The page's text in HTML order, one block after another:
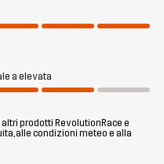
comfort e flessibilità, mentre
la AccXel 2L Ski
sulle piste.
a elevata
prodotti RevolutionRace e
alle condizioni meteo e alla